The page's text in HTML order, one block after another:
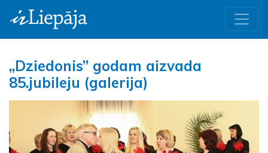
„Dziedonis” godam aizvada
85.jubileju (galerija)